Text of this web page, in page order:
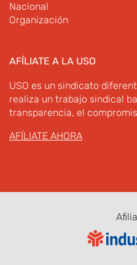
Nacional
Organización
AFÍLIATE A LA USO
USO es un sindicato
realiza un trabajo sindical
transparencia, el
AFÍLIATE AHORA